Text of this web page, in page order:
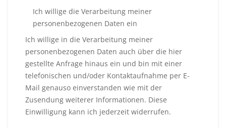
Ich willige die Verarbeitung meiner
personenbezogenen Daten ein
Ich willige in die Verarbeitung meiner
personenbezogenen Daten auch über die hier
gestellte Anfrage hinaus ein und bin mit einer
telefonischen und/oder Kontaktaufnahme per E-
Mail genauso einverstanden wie mit der
Zusendung weiterer Informationen. Diese
Einwilligung kann ich jederzeit widerrufen.